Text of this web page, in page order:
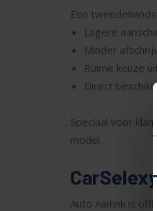
Een
Lagere
Minder
Ruime keuze
Direct
Speciaal voor
model.
Auto Aaltink is